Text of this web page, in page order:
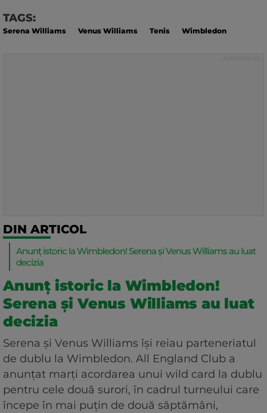
TAGS:
Serena Williams Venus Williams Tenis Wimbledon
DIN ARTICOL
Anunț istoric la Wimbledon! Serena şi Venus Williams au luat
decizia
Anunț istoric la Wimbledon!
Serena şi Venus Williams au luat
decizia
Serena şi Venus Williams îşi reiau parteneriatul
de dublu la Wimbledon. All England Club a
anunţat marţi acordarea unui wild card la dublu
pentru cele două surori, în cadrul turneului care
începe în mai puţin de două săptămâni,